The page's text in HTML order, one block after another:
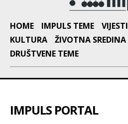
HOME IMPULS TEME VIJESTI
KULTURA
ŽIVOTNA SREDINA
DRUŠTVENE TEME
IMPULS PORTAL